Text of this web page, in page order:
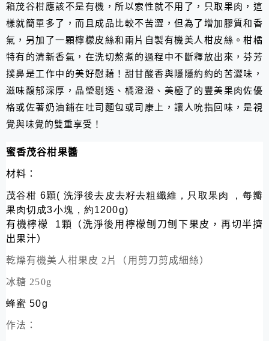
箱茂谷柑應該不是有機，所以索性就不用了，只取果肉，這
樣就簡單多了，而且成品比較不苦澀，但為了增加膠質和香
氣，另加了一顆檸檬皮絲和兩片自製有機美人柑皮絲。柑橘
特有的清新香氣，在洗切熬煮的過程中不斷釋放出來，芬芳
撲鼻是工作中的美好慰藉！甜甘酸香與隱隱約約的苦澀味，
滋味馥郁深厚，晶瑩剔透、橘澄澄、美極了的豐美果肉佐優
格或佐著奶油鋪在吐司麵包或司康上，讓人吮指回味，是視
覺與味覺的雙重享受！
蜜香茂谷柑果醬
材料：
茂谷柑 6顆( 洗淨後去皮去籽去粗纖維，只取果肉 ，每瓣
果肉切成3小塊，約1200g)
有機檸檬
1顆（洗淨後用檸檬刨刀刨下果皮，再切半擠
出果汁）
乾燥有機美人柑果皮 2片（用剪刀剪成細絲）
冰糖 250g
蜂蜜 50g
作法：